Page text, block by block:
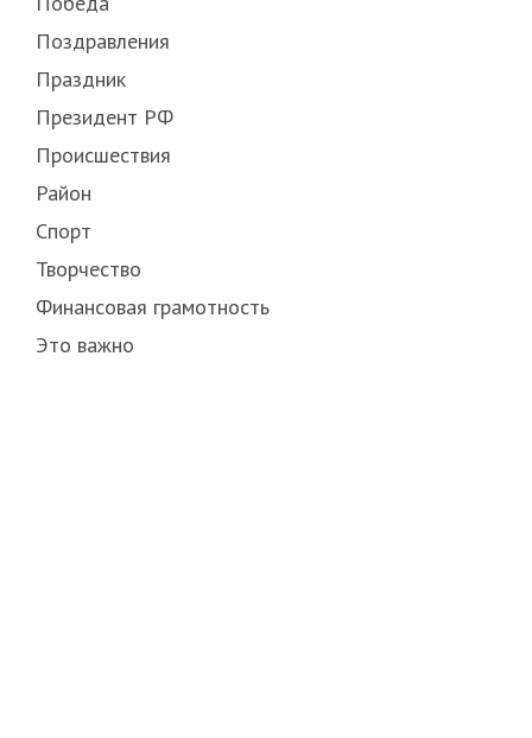
Поздравления
Праздник
Президент РФ
Происшествия
Район
Спорт
Творчество
Финансовая грамотность
Это важно